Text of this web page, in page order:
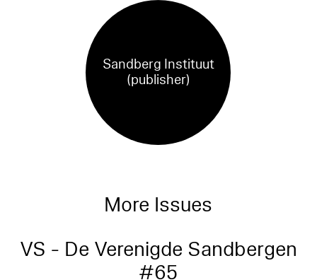
Sandberg Instituut
(publisher)
More Issues
VS - De Verenigde Sandbergen
#65